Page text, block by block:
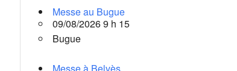
Messe au Bugue
09/08/2026 9 h 15
Bugue